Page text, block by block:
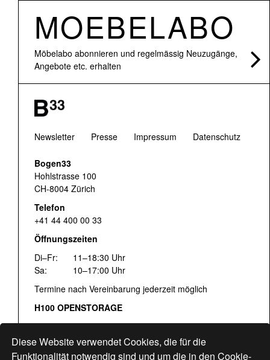
Diese Website verwendet Cookies, die für die
Funktionalität notwendig sind und um die in den Cookie-
MOEBELABO
Möbelabo abonnieren und regelmässig Neuzugänge,
Angebote etc. erhalten
Newsletter Presse Impressum Datenschutz
Bogen33
Hohlstrasse 100
CH-8004 Zürich
Telefon
+41 44 400 00 33
Öffnungszeiten
Di–Fr:
11–18:30 Uhr
Sa:
10–17:00 Uhr
Termine nach Vereinbarung jederzeit möglich
H100 OPENSTORAGE
Fr:
16:00–18:30 Uhr
Sa: 12:00–17:00 Uhr
Hohlstrasse 122